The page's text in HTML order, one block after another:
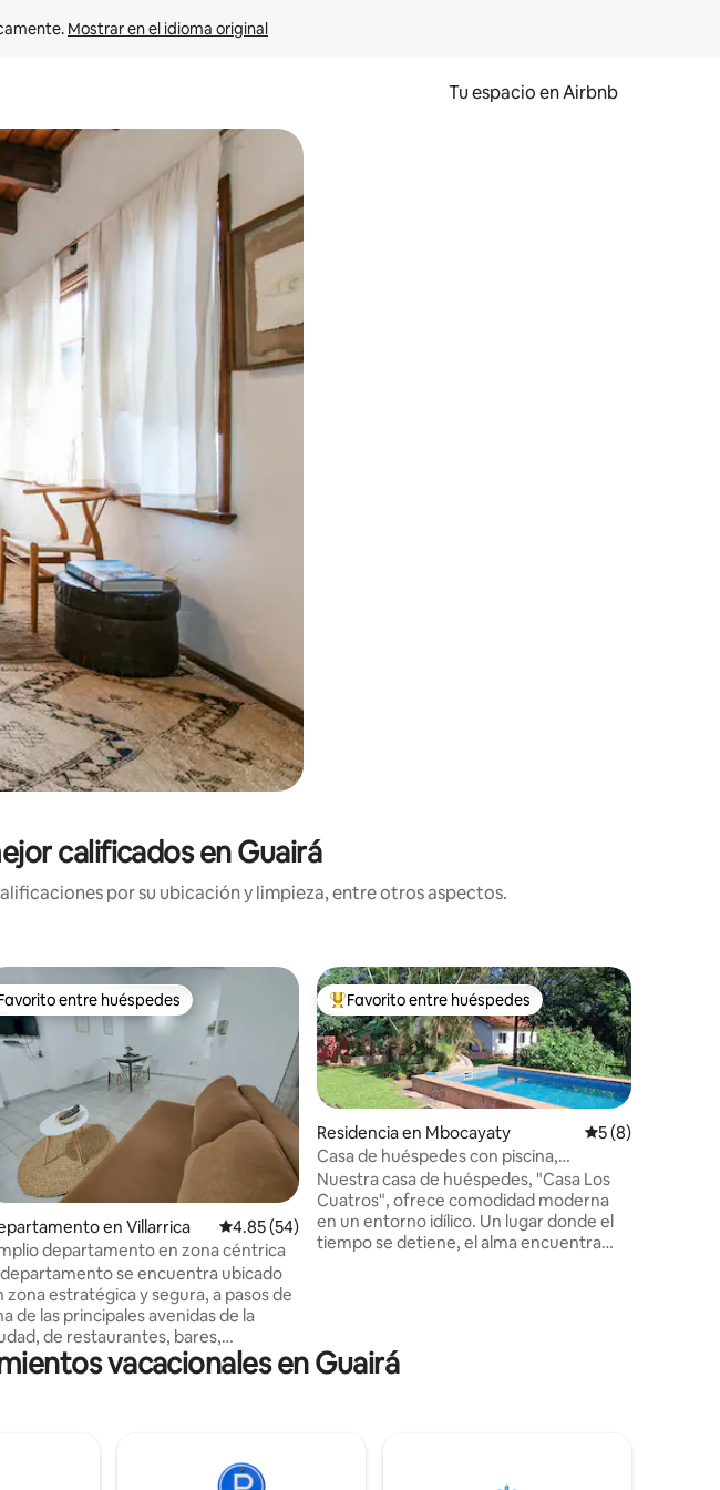
Mostrar en el idioma original
Tu espacio en Airbnb
arriba y hacia abajo, o bien tocando y deslizando la pantalla.
calificados en Guairá
por su ubicación y limpieza, entre otros aspectos.
4.93 de 5; 40 evaluaciones
entre huéspedes
entre huéspedes
en Villarrica Calificación promedio: 4.85 de 5; 54 evaluaciones
4.85 (54)
departamento en zona céntrica
departamento se encuentra ubicado
zona estratégica y segura, a pasos de
de las principales avenidas de la
de restaurantes, bares,
lavanderías y en
cercanías del Parque Manuel Ortiz
frente al edificio. El
está totalmente equipado
De los mejores en Favorito entre huéspedes
Favorito entre huéspedes
Residencia en Mbocayaty Calificación
5 (8)
Casa de huéspedes con piscina,
Mbocayaty, Paraguay
Nuestra casa de huéspedes, "Casa Los
Cuatros", ofrece comodidad moderna
en un entorno idílico. Un lugar donde el
tiempo se detiene, el alma encuentra
pequeño pueblo del departamento de
Guairá, cerca de Villarrica y Colonia
vacacionales en Guairá